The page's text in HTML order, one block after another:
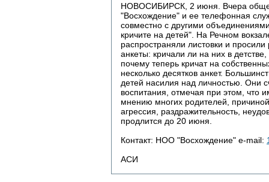
НОВОСИБИРСК, 2 июня. Вчера
"Восхождение" и ее телефонная
совместно с другими
кричите на детей". На Речном
распространяли листовки и
анкеты: кричали ли на них в
почему теперь кричат на
несколько десятков анкет.
детей насилия над личностью. Они
воспитания, отмечая при этом, что
мнению многих родителей,
агрессия, раздражительность,
продлится до 20 июня.
Контакт: НОО "Восхождение" e-mail:
АСИ